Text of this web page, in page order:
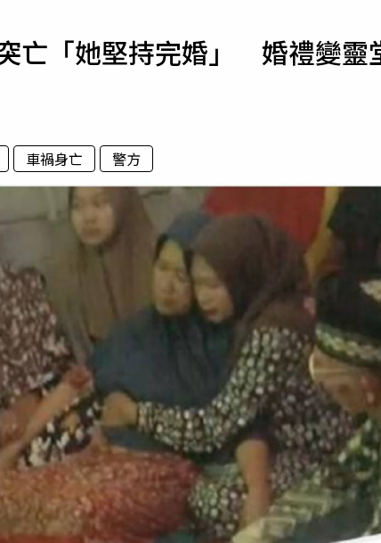
運勢
亡「她堅持完婚」 婚禮變靈
車禍身亡 警方